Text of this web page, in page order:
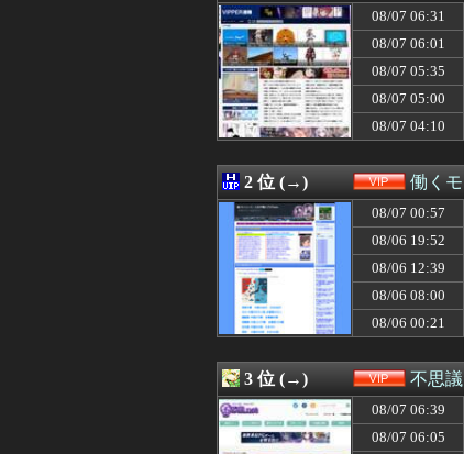
08/07 06:25
【悲報】パ
08/07 06:22
シングルフ
08/07 06:18
【衝撃】イ
08/07 06:15
嫁と子作り
08/07 06:12
スタンミ「
08/07 06:10
【画像】
08/07 06:09
【画像】ニ
08/07 06:05
【画像あり
08/07 06:03
【画像】お
08/07 06:01
【画像】『
08/07 06:01
【悲報】射
08/07 06:00
【動画】え
08/07 06:00
ワイの職場
08/07 05:50
【動画】手
08/07 05:50
高級豆腐ワ
08/07 05:45
高級豆腐ワ
08/07 05:39
【悲報】
08/07 05:39
【画像】女
08/07 05:35
吉野家のス
08/07 05:35
【画像】
08/07 05:34
【悲報】昔
08/07 06:31
08/07 06:01
08/07 05:35
08/07 05:00
08/07 04:10
2 位 (→) 働く
08/07 00:57
08/06 19:52
08/06 12:39
08/06 08:00
08/06 00:21
3 位 (→) 不思議
08/07 06:39
08/07 06:05